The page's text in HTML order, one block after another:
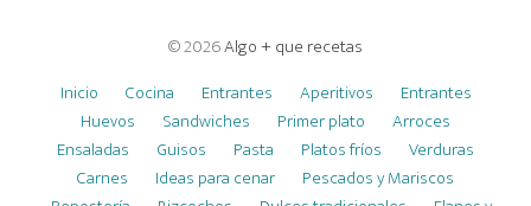
© 2026Algo + que recetas
Inicio
Cocina Entrantes Aperitivos
Entrantes
Huevos
Sandwiches Primer plato
Arroces
Ensaladas
Guisos Pasta Platos fríos
Verduras
Carnes
Ideas para cenar
Pescados y Mariscos